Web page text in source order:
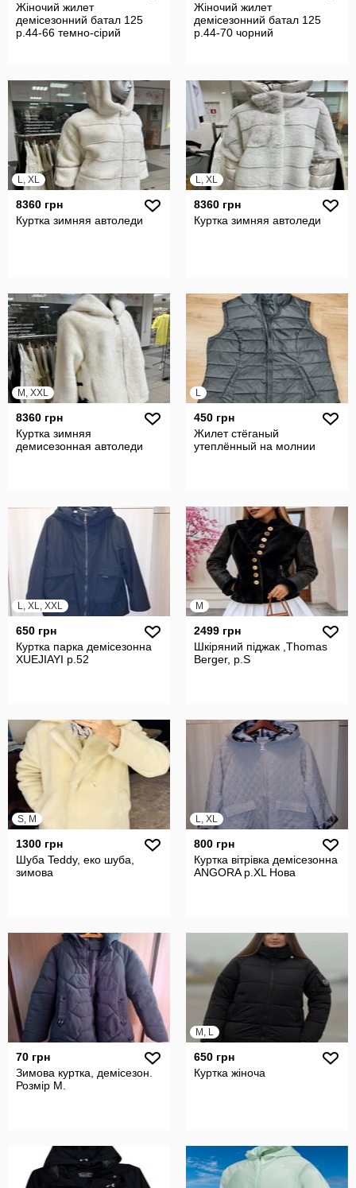
Жіночий жилет
демісезонний батал 125
р.44-66 темно-сірий
Жіночий жилет
демісезонний батал 125
р.44-70 чорний
L, XL
8360 грн
Куртка зимняя автоледи
L, XL
8360 грн
Куртка зимняя автоледи
M, XXL
8360 грн
Куртка зимняя
демисезонная автоледи
L
450 грн
Жилет стёганый
утеплённый на молнии
L, XL, XXL
650 грн
Куртка парка демісезонна
XUEJIAYI р.52
M
2499 грн
Шкіряний піджак ,Thomas
Berger, р.S
S, M
1300 грн
Шуба Teddy, еко шуба,
зимова
L, XL
800 грн
Куртка вітрівка демісезонна
ANGORA р.XL Нова
70 грн
Зимова куртка, демісезон.
Розмір М.
M, L
650 грн
Куртка жіноча